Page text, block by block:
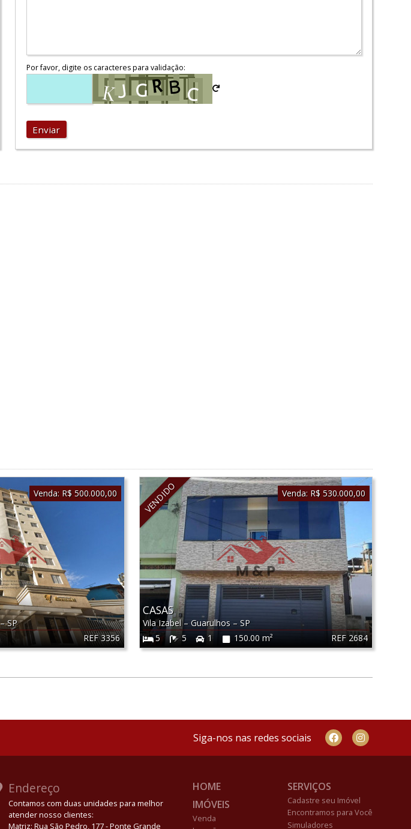
Por favor, digite os caracteres para validação:
Enviar
REF 3356
–SP
Venda: R$ 500.000,00 VENDIDO
REF 2684
CASAS
Vila Izabel– Guarulhos – SP
5
5 1 150.00 m²
Venda: R$ 530.000,00
Siga-nos nas redes sociais
Endereço
Contamos com duas unidades para melhor
atender nosso clientes:
Matriz: Rua São Pedro, 177 - Ponte Grande
HOME
IMÓVEIS
Venda
SERVIÇOS
Cadastre seu Imóvel
Encontramos para Você
Simuladores